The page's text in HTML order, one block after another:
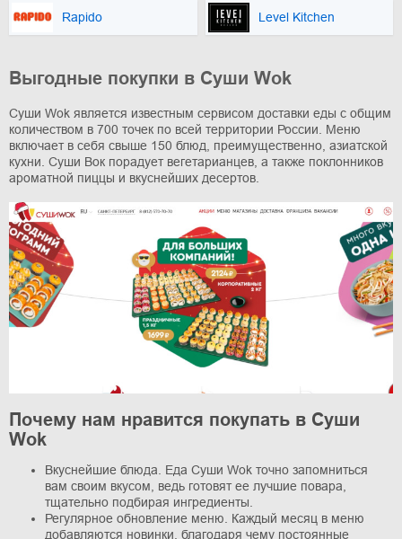
Rapido Level Kitchen
Выгодные покупки в Суши Wok
Суши Wok является известным сервисом доставки еды с общим
количеством в 700 точек по всей территории России. Меню
включает в себя свыше 150 блюд, преимущественно, азиатской
кухни. Суши Вок порадует вегетарианцев, а также поклонников
ароматной пиццы и вкуснейших десертов.
Почему нам нравится покупать в Суши
Wok
Вкуснейшие блюда. Еда Суши Wok точно запомниться
вам своим вкусом, ведь готовят ее лучшие повара,
тщательно подбирая ингредиенты.
Регулярное обновление меню. Каждый месяц в меню
добавляются новинки, благодаря чему постоянные